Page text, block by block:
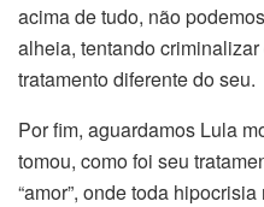
acima de tudo, não
alheia, tentando
tratamento diferente do seu.
Por fim, aguardamos Lula
tomou, como foi seu
“amor”, onde toda